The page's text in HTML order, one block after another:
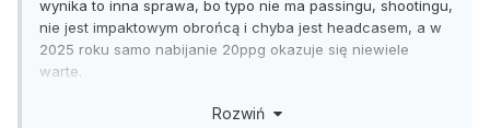
wynika to inna sprawa, bo typo nie ma passingu, shootingu,
nie jest impaktowym obrońcą i chyba jest headcasem, a w
2025 roku samo nabijanie 20ppg okazuje się niewiele
warte.
Ktoś tam da mu pewnie szansę jeszcze i został mu z rok-
Rozwiń